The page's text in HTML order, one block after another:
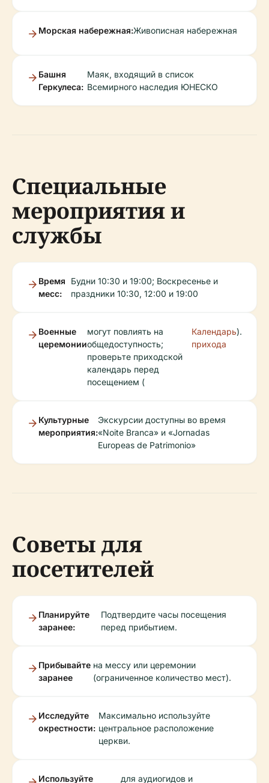
Морская набережная:Живописная набережная
Башня
Геркулеса:
Маяк, входящий в список
Всемирного наследия ЮНЕСКО
Специальные
мероприятия и
службы
Время
месс:
Будни 10:30 и 19:00; Воскресенье и
праздники 10:30, 12:00 и 19:00
Военные
церемонии
могут повлиять на
общедоступность;
проверьте приходской
календарь перед
посещением (
Календарь
прихода
).
Культурные
мероприятия:
Экскурсии доступны во время
«Noite Branca» и «Jornadas
Europeas de Patrimonio»
Советы для
посетителей
Планируйте
заранее:
Подтвердите часы посещения
перед прибытием.
Прибывайте
заранее
на мессу или церемонии
(ограниченное количество мест).
Исследуйте
окрестности:
Максимально используйте
центральное расположение
церкви.
Используйте
для аудиогидов и